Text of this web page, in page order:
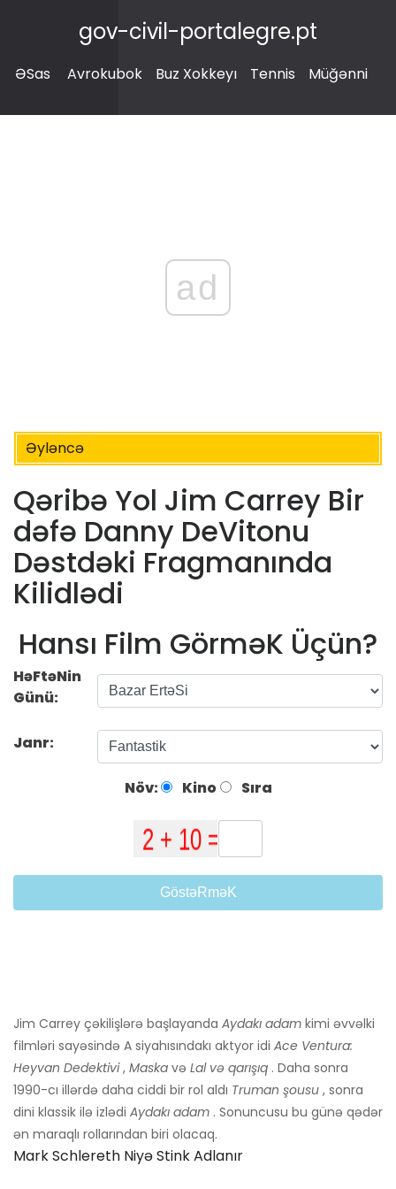
gov-civil-portalegre.pt
ƏSas Avrokubok Buz Xokkeyı Tennis Müğənni
ad
Əyləncə
Qəribə Yol Jim Carrey Bir
dəfə Danny DeVitonu
Dəstdəki Fragmanında
Kilidlədi
Hansı Film GörməK Üçün?
HəFtəNin
Günü:
Janr:
Növ: Kino Sıra
GöstəRməK
Jim Carrey çəkilişlərə başlayanda Aydakı adam kimi əvvəlki
filmləri sayəsində A siyahısındakı aktyor idi Ace Ventura:
Heyvan Dedektivi, Maska və Lal və qarışıq . Daha sonra
1990-cı illərdə daha ciddi bir rol aldı Truman şousu , sonra
dini klassik ilə izlədi Aydakı adam . Sonuncusu bu günə qədər
ən maraqlı rollarından biri olacaq.
Mark Schlereth Niyə Stink Adlanır